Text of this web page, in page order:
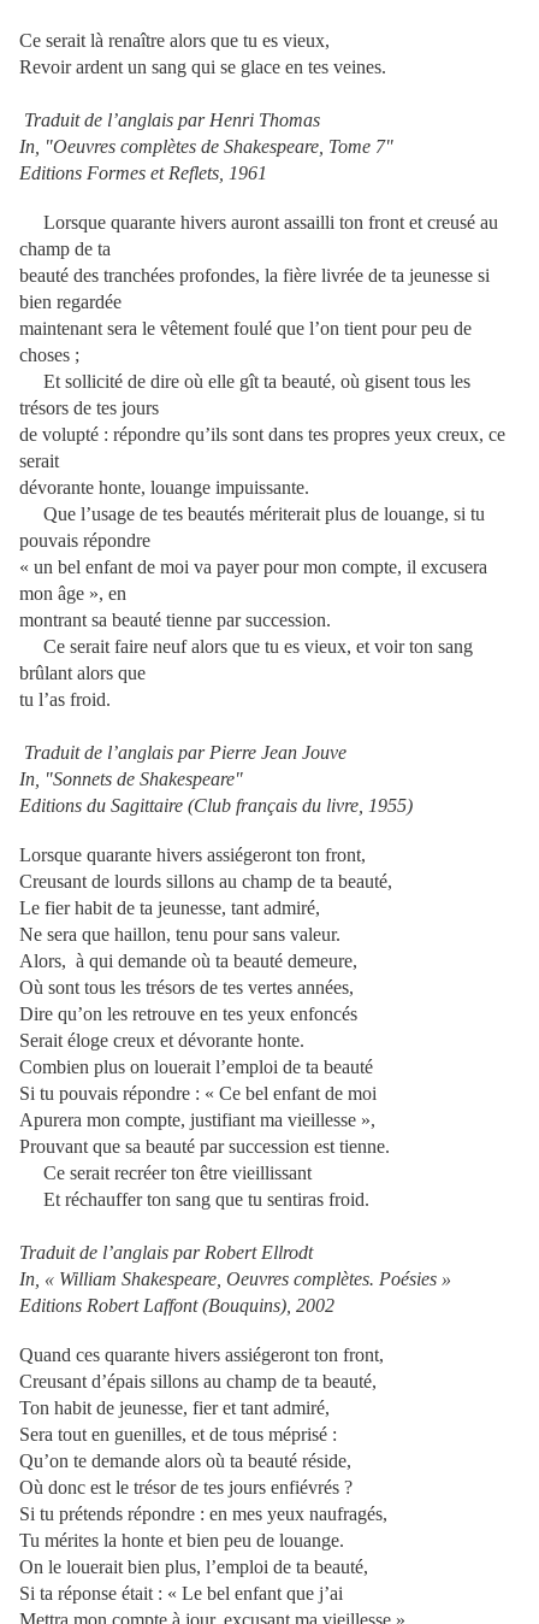
Ce serait là renaître alors que tu es vieux,
Revoir ardent un sang qui se glace en tes veines.
Traduit de l’anglais par Henri Thomas
In, "Oeuvres complètes de Shakespeare, Tome 7"
Editions Formes et Reflets, 1961
Lorsque quarante hivers auront assailli ton front et creusé au
champ de ta
beauté des tranchées profondes, la fière livrée de ta jeunesse si
bien regardée
maintenant sera le vêtement foulé que l’on tient pour peu de
choses ;
Et sollicité de dire où elle gît ta beauté, où gisent tous les
trésors de tes jours
de volupté : répondre qu’ils sont dans tes propres yeux creux, ce
serait
dévorante honte, louange impuissante.
Que l’usage de tes beautés mériterait plus de louange, si tu
pouvais répondre
« un bel enfant de moi va payer pour mon compte, il excusera
mon âge », en
montrant sa beauté tienne par succession.
Ce serait faire neuf alors que tu es vieux, et voir ton sang
brûlant alors que
tu l’as froid.
Traduit de l’anglais par Pierre Jean Jouve
In, "Sonnets de Shakespeare"
Editions du Sagittaire (Club français du livre, 1955)
Lorsque quarante hivers assiégeront ton front,
Creusant de lourds sillons au champ de ta beauté,
Le fier habit de ta jeunesse, tant admiré,
Ne sera que haillon, tenu pour sans valeur.
Alors, à qui demande où ta beauté demeure,
Où sont tous les trésors de tes vertes années,
Dire qu’on les retrouve en tes yeux enfoncés
Serait éloge creux et dévorante honte.
Combien plus on louerait l’emploi de ta beauté
Si tu pouvais répondre : « Ce bel enfant de moi
Apurera mon compte, justifiant ma vieillesse »,
Prouvant que sa beauté par succession est tienne.
Ce serait recréer ton être vieillissant
Et réchauffer ton sang que tu sentiras froid.
Traduit de l’anglais par Robert Ellrodt
In, « William Shakespeare, Oeuvres complètes. Poésies »
Editions Robert Laffont (Bouquins), 2002
Quand ces quarante hivers assiégeront ton front,
Creusant d’épais sillons au champ de ta beauté,
Ton habit de jeunesse, fier et tant admiré,
Sera tout en guenilles, et de tous méprisé :
Qu’on te demande alors où ta beauté réside,
Où donc est le trésor de tes jours enfiévrés ?
Si tu prétends répondre : en mes yeux naufragés,
Tu mérites la honte et bien peu de louange.
On le louerait bien plus, l’emploi de ta beauté,
Si ta réponse était : « Le bel enfant que j’ai